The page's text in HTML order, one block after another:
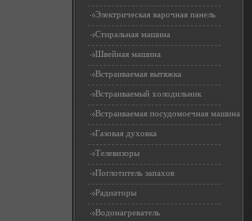
Электрическая варочная панель
Стиральная машина
Швейная машина
Встраиваемая вытяжка
Встраиваемый холодильник
Встраиваемая посудомоечная машина
Газовая духовка
Телевизоры
Поглотитель запахов
Радиаторы
Водонагреватель